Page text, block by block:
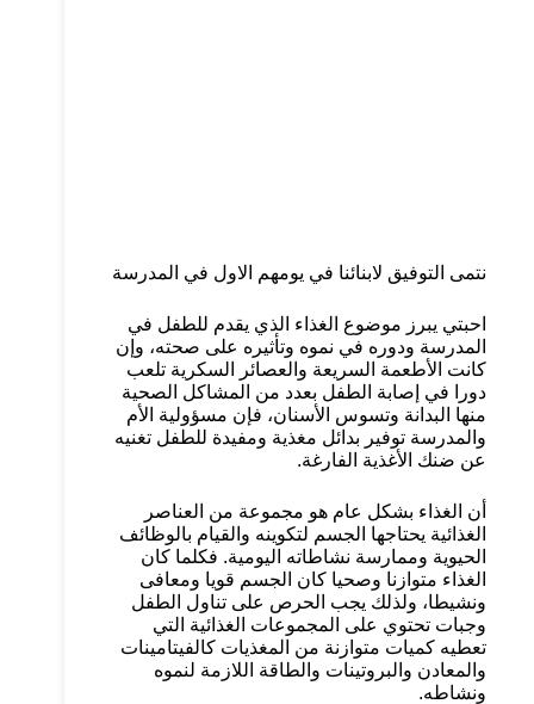
نتمى التوفيق لابنائنا في يومهم الاول في المدرسة
احبتي يبرز موضوع الغذاء الذي يقدم للطفل في
المدرسة ودوره في نموه وتأثيره على صحته، وإن
كانت الأطعمة السريعة والعصائر السكرية تلعب
دورا في إصابة الطفل بعدد من المشاكل الصحية
منها البدانة وتسوس الأسنان، فإن مسؤولية الأم
والمدرسة توفير بدائل مغذية ومفيدة للطفل تغنيه
عن ضنك الأغذية الفارغة.
أن الغذاء بشكل عام هو مجموعة من العناصر
الغذائية يحتاجها الجسم لتكوينه والقيام بالوظائف
الحيوية وممارسة نشاطاته اليومية. فكلما كان
الغذاء متوازنا وصحيا كان الجسم قويا ومعافى
ونشيطا، ولذلك يجب الحرص على تناول الطفل
وجبات تحتوي على المجموعات الغذائية التي
تعطيه كميات متوازنة من المغذيات كالفيتامينات
والمعادن والبروتينات والطاقة اللازمة لنموه
ونشاطه.